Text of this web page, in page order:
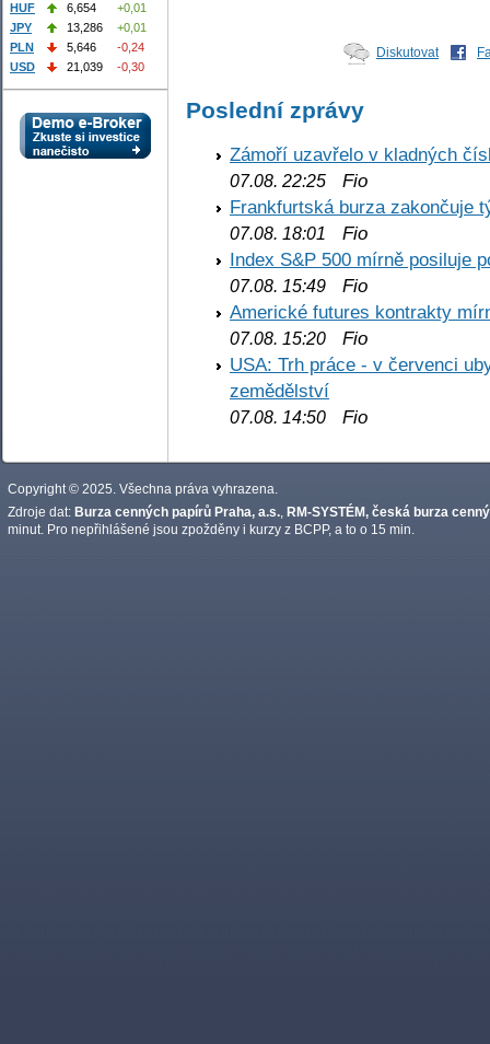
Diskutovat
Poslední zprávy
Zámoří uzavřelo v kladných
07.08. 22:25 Fio
Frankfurtská burza zakončuje
07.08. 18:01
Fio
Index S&P 500 mírně posiluje
07.08. 15:49 Fio
Americké futures kontrakty
07.08. 15:20 Fio
USA: Trh práce - v červenci
zemědělství
07.08. 14:50 Fio
HUF
6,654
+0,01
JPY
13,286
+0,01
PLN
5,646
-0,24
USD
21,039 -0,30
Copyright © 2025. Všechna práva vyhrazena.
Zdroje dat: Burza cenných papírů Praha, a.s., RM-SYSTÉM, česká burza
minut. Pro nepřihlášené jsou zpožděny i kurzy z BCPP, a to o 15 min.